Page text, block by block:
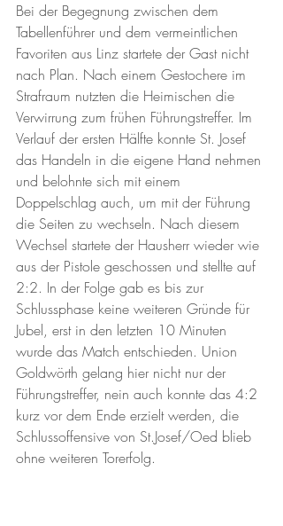
Bei der Begegnung zwischen dem
Tabellenführer und dem vermeintlichen
Favoriten aus Linz startete der Gast nicht
nach Plan. Nach einem Gestochere im
Strafraum nutzten die Heimischen die
Verwirrung zum frühen Führungstreffer. Im
Verlauf der ersten Hälfte konnte St. Josef
das Handeln in die eigene Hand nehmen
und belohnte sich mit einem
Doppelschlag auch, um mit der Führung
die Seiten zu wechseln. Nach diesem
Wechsel startete der Hausherr wieder wie
aus der Pistole geschossen und stellte auf
2:2. In der Folge gab es bis zur
Schlussphase keine weiteren Gründe für
Jubel, erst in den letzten 10 Minuten
wurde das Match entschieden. Union
Goldwörth gelang hier nicht nur der
Führungstreffer, nein auch konnte das 4:2
kurz vor dem Ende erzielt werden, die
Schlussoffensive von St.Josef/Oed blieb
ohne weiteren Torerfolg.